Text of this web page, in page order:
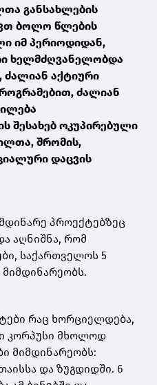
განსახლების
ბოლო წლების
იმ პერიოდიდან,
ხელმძღვანელობდა
ძალიან აქტიური
ძალიან
შესახებ ოკუპირებული
შრომის,
დაცვის
პროექტებზეც
აღნიშნა, რომ
საქართველოს 5
რაც ხორციელდება,
კორპუსი მხოლოდ
მიმდინარეობს:
და ზუგდიდში. 6